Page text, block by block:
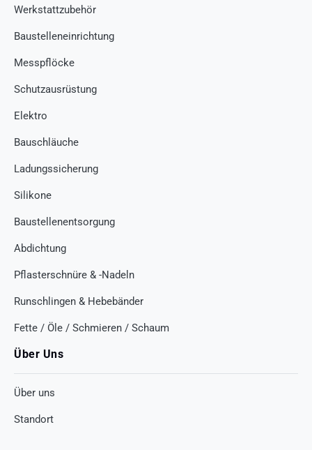
Werkstattzubehör
Baustelleneinrichtung
Messpflöcke
Schutzausrüstung
Elektro
Bauschläuche
Ladungssicherung
Silikone
Baustellenentsorgung
Abdichtung
Pflasterschnüre & -Nadeln
Runschlingen & Hebebänder
Fette / Öle / Schmieren / Schaum
Über Uns
Über uns
Standort